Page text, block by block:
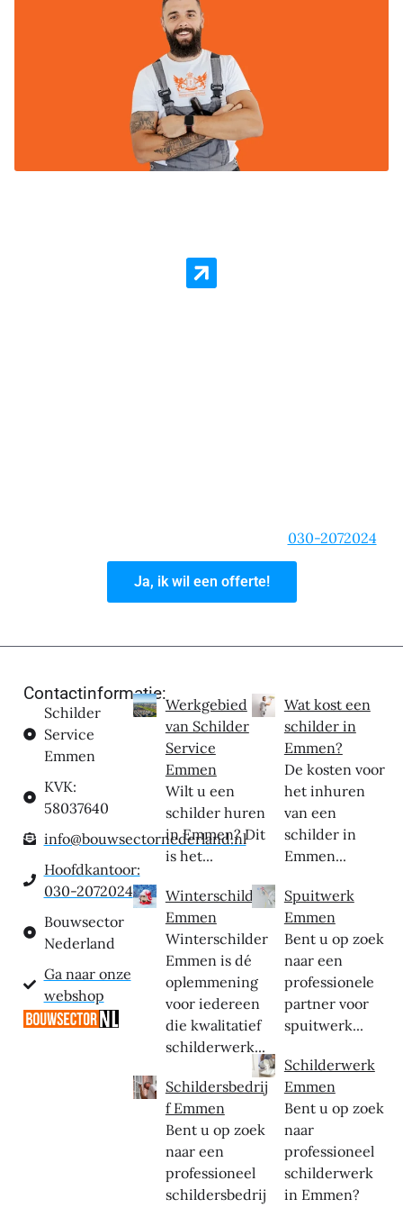
030-2072024
Ja, ik wil een offerte!
Contactinformatie:
Schilder
Service
Emmen
KVK:
58037640
info@bouwsectornederland.nl
Hoofdkantoor:
030-2072024
Bouwsector
Nederland
Ga naar onze
webshop
Werkgebied
van Schilder
Service
Emmen
Wilt u een
schilder huren
in Emmen? Dit
is het...
Winterschilder
Emmen
Winterschilder
Emmen is dé
oplemmening
voor iedereen
die kwalitatief
schilderwerk...
Schildersbedrij
f Emmen
Bent u op zoek
naar een
professioneel
schildersbedrij
Wat kost een
schilder in
Emmen?
De kosten voor
het inhuren
van een
schilder in
Emmen...
Spuitwerk
Emmen
Bent u op zoek
naar een
professionele
partner voor
spuitwerk...
Schilderwerk
Emmen
Bent u op zoek
naar
professioneel
schilderwerk
in Emmen?